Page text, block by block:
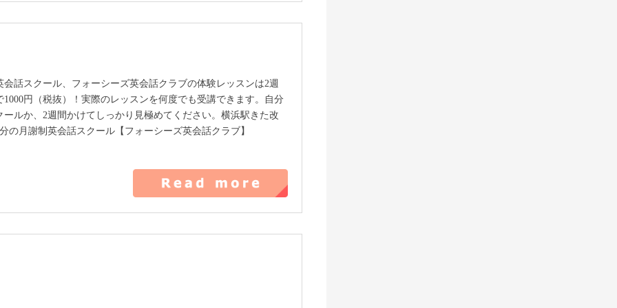
会話スクール、フォーシーズ英会話クラブの体験レッスンは2週
1000円（税抜）！実際のレッスンを何度でも受講できます。自分
ールか、2週間かけてしっかり見極めてください。横浜駅きた改
の月謝制英会話スクール【フォーシーズ英会話クラブ】